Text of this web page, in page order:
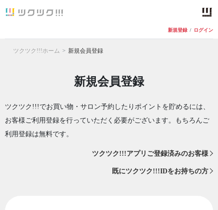
新規登録 / ログイン
ツクツク!!!ホーム 新規会員登録
新規会員登録
ツクツク!!!でお買い物・サロン予約したりポイントを貯めるには、
お客様ご利用登録を行っていただく必要がございます。もちろんご
利用登録は無料です。
ツクツク!!!アプリご登録済みのお客様
既にツクツク!!!IDをお持ちの方